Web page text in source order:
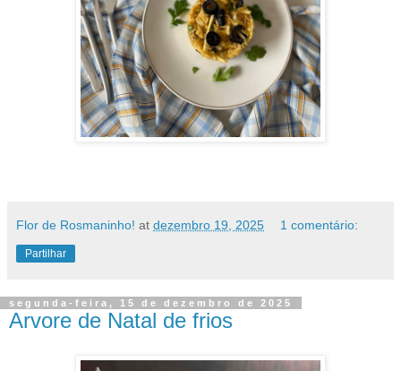
Flor de Rosmaninho! at dezembro 19, 2025 1 comentário:
Partilhar
segunda-feira, 15 de dezembro de 2025
Arvore de Natal de frios